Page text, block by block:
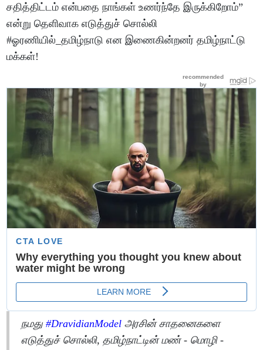
சதித்திட்டம் என்பதை நாங்கள் உணர்ந்தே இருக்கிறோம்”
என்று தெளிவாக எடுத்துச் சொல்லி
#ஓரணியில்_தமிழ்நாடு என இணைகின்றனர் தமிழ்நாட்டு
மக்கள்!
நமது#DravidianModel அரசின் சாதனைகளை
எடுத்துச் சொல்லி, தமிழ்நாட்டின் மண் - மொழி -